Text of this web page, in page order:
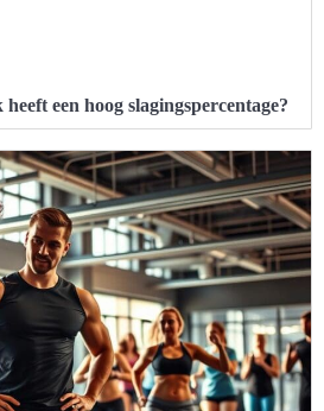
een hoog slagingspercentage?